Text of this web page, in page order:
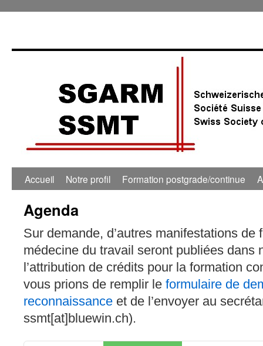
Accueil Notre profil Formation postgrade/continue
Agenda
Sur demande, d’autres manifestations de
médecine du travail seront publiées dans
l’attribution de crédits pour la formation
vous prions de remplir le formulaire de
reconnaissance et de l’envoyer au
ssmt[at]bluewin.ch).